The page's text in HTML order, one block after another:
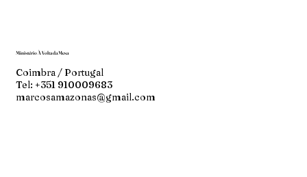
Ministério À Volta da Mesa
Coimbra / Portugal
Tel: +351 910009683
marcosamazonas@gmail.com